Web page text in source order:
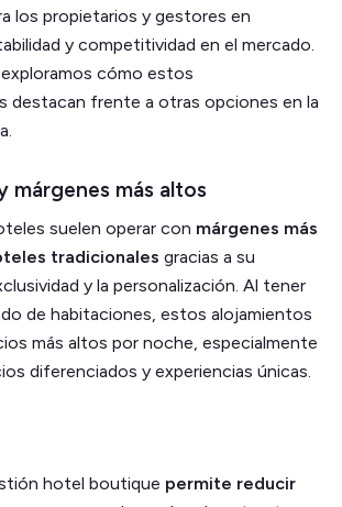
los propietarios y gestores en
y competitividad en el mercado.
cómo estos
destacan frente a otras opciones en la
márgenes más altos
suelen operar con márgenes más
tradicionales gracias a su
y la personalización. Al tener
de habitaciones, estos alojamientos
más altos por noche, especialmente
diferenciados y experiencias únicas.
hotel boutique permite reducir